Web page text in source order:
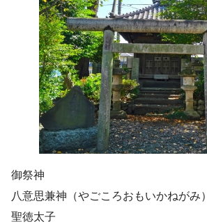
御祭神
八意思兼神（やごころおもいかねがみ）
聖徳太子